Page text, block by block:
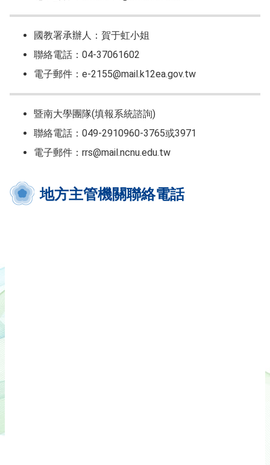
國教署承辦人：賀于虹小姐
聯絡電話：04-37061602
電子郵件：e-2155@mail.k12ea.gov.tw
暨南大學團隊(填報系統諮詢)
聯絡電話：049-2910960-3765或3971
電子郵件：rrs@mail.ncnu.edu.tw
地方主管機關聯絡電話